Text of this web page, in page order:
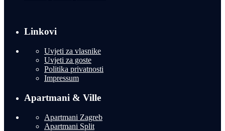
Linkovi
Uvjeti za vlasnike
Uvjeti za goste
Politika privatnosti
Impressum
Apartmani & Ville
Apartmani Zagreb
Apartmani Split